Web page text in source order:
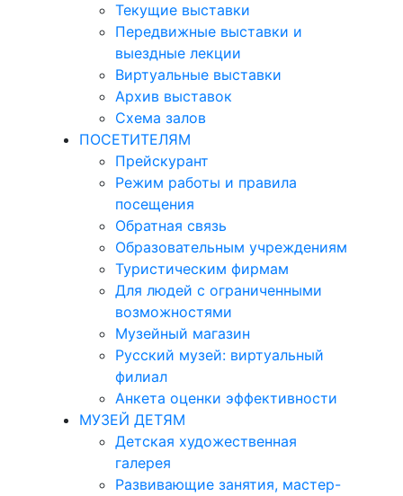
Текущие выставки
Передвижные выставки и
выездные лекции
Виртуальные выставки
Архив выставок
Схема залов
ПОСЕТИТЕЛЯМ
Прейскурант
Режим работы и правила
посещения
Обратная связь
Образовательным учреждениям
Туристическим фирмам
Для людей с ограниченными
возможностями
Музейный магазин
Русский музей: виртуальный
филиал
Анкета оценки эффективности
МУЗЕЙ ДЕТЯМ
Детская художественная
галерея
Развивающие занятия, мастер-